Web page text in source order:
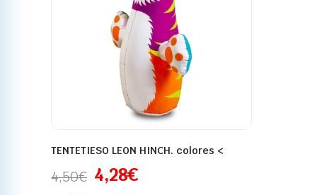
TENTETIESO LEON HINCH. colores <
4,50€ 4,28€